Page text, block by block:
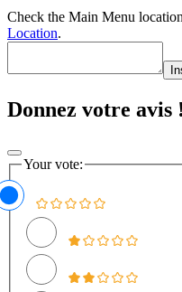
Check the Main Menu
Location.
Donnez votre avis !
Your vote: